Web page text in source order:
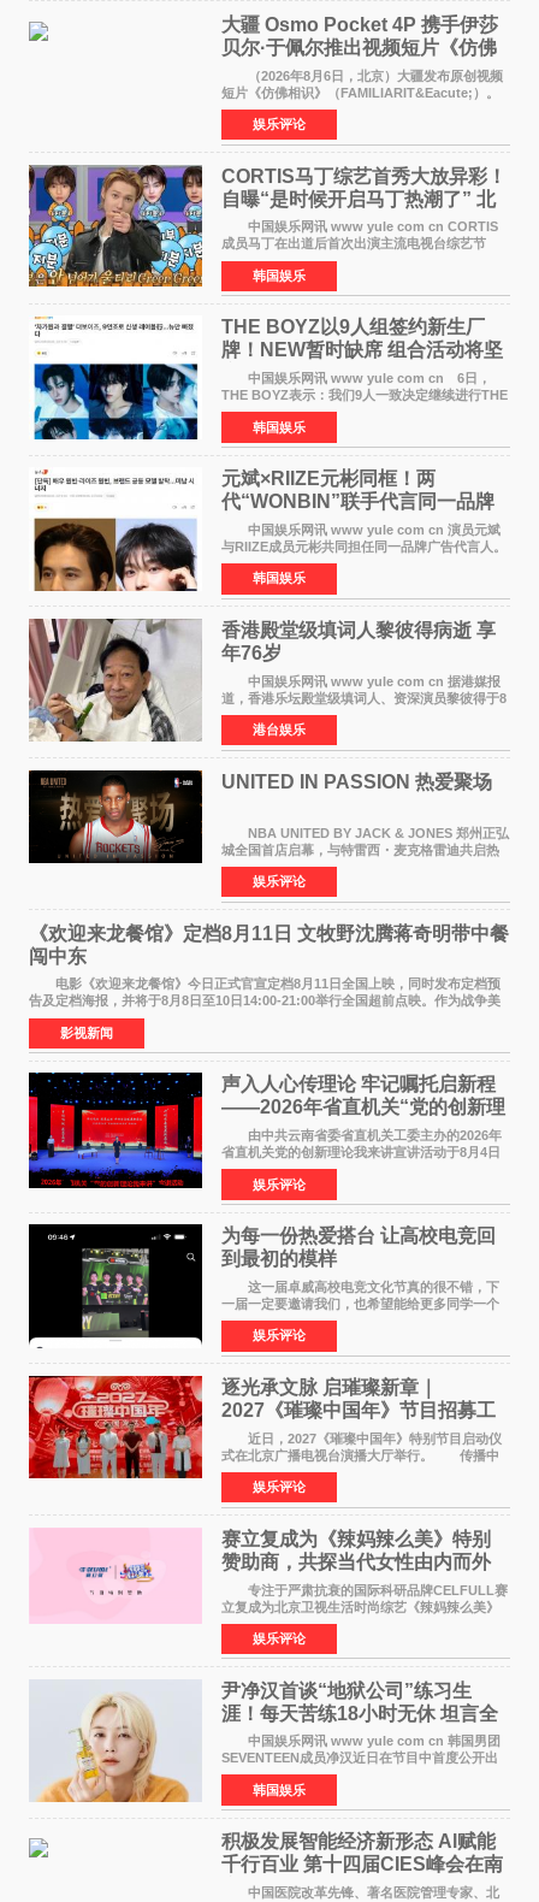
大疆 Osmo Pocket 4P 携手伊莎
贝尔·于佩尔推出视频短片《仿佛
相识》
（2026年8月6日，北京）大疆发布原创视频
短片《仿佛相识》（FAMILIARIT&Eacute;）。
视频短片由戛纳国际电影节最佳女演员伊莎贝尔·
于佩尔（Isabelle Huppert）主演，全程使用大
疆首款双主摄口
娱乐评论
CORTIS马丁综艺首秀大放异彩！
自曝“是时候开启马丁热潮了” 北
美巡演火热进行中
中国娱乐网讯 www yule com cn CORTIS
成员马丁在出道后首次出演主流电视台综艺节
目，展现了多才多艺的魅力。 马丁出演了5日
播出的MBC《Radio Star》Fashion与Passion
之间，I&lsquo;m
韩国娱乐
THE BOYZ以9人组签约新生厂
牌！NEW暂时缺席 组合活动将坚
定不移继续
中国娱乐网讯 www yule com cn 6日，
THE BOYZ表示：我们9人一致决定继续进行THE
BOYZ组合活动，并且已经完成了组合团体活动
签约。目前正在新生厂牌下进行活动准备。尚未
离开THE BOYZ原所
韩国娱乐
元斌×RIIZE元彬同框！两
代“WONBIN”联手代言同一品牌
颜值天花板合体
中国娱乐网讯 www yule com cn 演员元斌
与RIIZE成员元彬共同担任同一品牌广告代言人。
6日据独家报道，继演员元斌之后，RIIZE元彬最
近也被选为某在线中介平台A公司的共同广告代言
人，两人将作
韩国娱乐
香港殿堂级填词人黎彼得病逝 享
年76岁​
中国娱乐网讯 www yule com cn 据港媒报
道，香港乐坛殿堂级填词人、资深演员黎彼得于8
月5日上午因病离世，终年76岁。好友钟志光透
露，黎彼得今年3月中风后便卧床休养，身体机能
持续衰退，最
港台娱乐
UNITED IN PASSION 热爱聚场
NBA UNITED BY JACK & JONES 郑州正弘
城全国首店启幕，与特雷西・麦克格雷迪共启热
爱 2026 年7 月21 日，
NBAUNITEDBYJACK&JONES 全国首店，于郑
州正弘城正式启幕。NBA 传奇球星
娱乐评论
《欢迎来龙餐馆》定档8月11日 文牧野沈腾蒋奇明带中餐
闯中东
电影《欢迎来龙餐馆》今日正式官宣定档8月11日全国上映，同时发布定档预
告及定档海报，并将于8月8日至10日14:00-21:00举行全国超前点映。作为战争美
食大片，影片讲述的是中国厨师徐福（沈腾
影视新闻
声入人心传理论 牢记嘱托启新程
——2026年省直机关“党的创新理
论我来讲”宣讲活动圆满落幕
由中共云南省委省直机关工委主办的2026年
省直机关党的创新理论我来讲宣讲活动于8月4日
至5日在昆明举办。活动以 "牢记嘱托 感恩奋进
开创云南发展新局面 "为主题，坚持以新时代中国
特色社会主义
娱乐评论
为每一份热爱搭台 让高校电竞回
到最初的模样
这一届卓威高校电竞文化节真的很不错，下
一届一定要邀请我们，也希望能给更多同学一个
来到现场的机会。 2026卓威高校电竞文化节
已经落下帷幕，在活动结束后，仍有不少高校电
竞社负责人和现
娱乐评论
逐光承文脉 启璀璨新章｜
2027《璀璨中国年》节目招募工
作圆满启动
近日，2027《璀璨中国年》特别节目启动仪
式在北京广播电视台演播大厅举行。 传播中
华优秀传统文化，弘扬纯正国风艺术，打造高规
格、高质感、正能量的文艺盛典，是璀璨中国年
矢志不渝的初心
娱乐评论
赛立复成为《辣妈辣么美》特别
赞助商，共探当代女性由内而外
活力美
专注于严肃抗衰的国际科研品牌CELFULL赛
立复成为北京卫视生活时尚综艺《辣妈辣么美》
的特别赞助商,明星辣妈袁咏仪倾情参与，向广大
都市女性传递健康生活新主张，寄语当代女性在
家庭与自我之间
娱乐评论
尹净汉首谈“地狱公司”练习生
涯！每天苦练18小时无休 坦言全
靠成员撑过来
中国娱乐网讯 www yule com cn 韩国男团
SEVENTEEN成员净汉近日在节目中首度公开出
道前的残酷练习生经历，并提及经纪公司Pledis
娱乐，引发广泛关注。 在8月2日播出的日本
TBS综艺节目《周
韩国娱乐
积极发展智能经济新形态 Al赋能
千行百业 第十四届CIES峰会在南
京盛大召开
中国医院改革先锋、著名医院管理专家、北